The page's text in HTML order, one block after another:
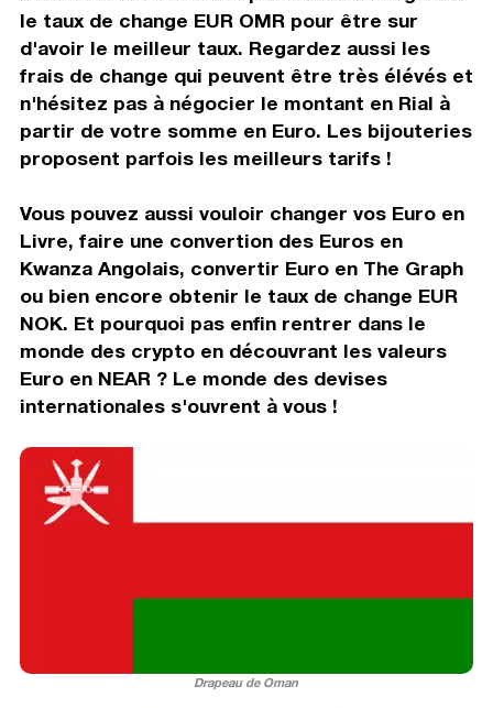
le taux de change EUR OMR pour être sur
d'avoir le meilleur taux. Regardez aussi les
frais de change qui peuvent être très élévés et
n'hésitez pas à négocier le montant en Rial à
partir de votre somme en Euro. Les bijouteries
proposent parfois les meilleurs tarifs !
Vous pouvez aussi vouloir changer vos Euro en
Livre, faire une convertion des Euros en
Kwanza Angolais, convertir Euro en The Graph
ou bien encore obtenir le taux de change EUR
NOK. Et pourquoi pas enfin rentrer dans le
monde des crypto en découvrant les valeurs
Euro en NEAR ? Le monde des devises
internationales s'ouvrent à vous !
Drapeau de Oman